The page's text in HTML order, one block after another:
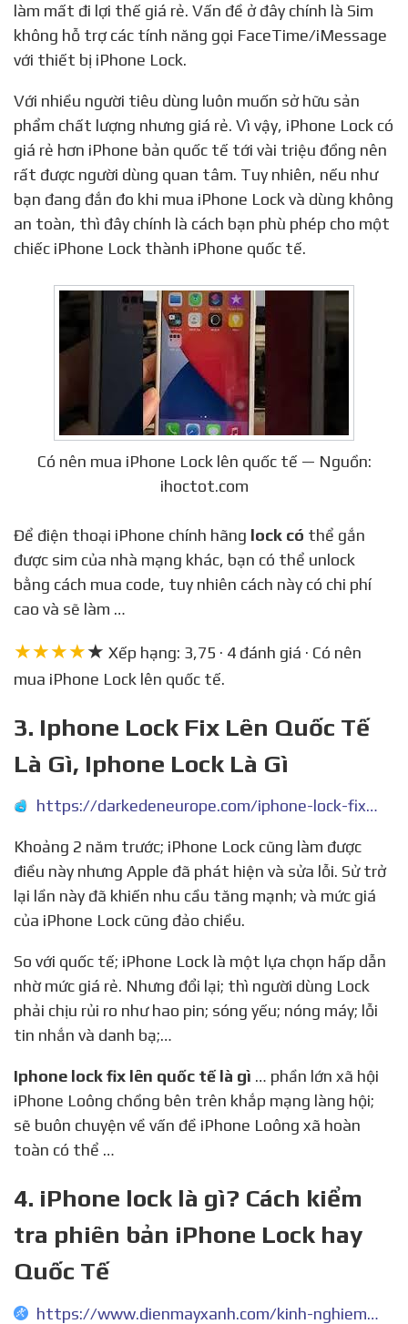
làm mất đi lợi thế giá rẻ. Vấn đề ở đây chính là Sim
không hỗ trợ các tính năng gọi FaceTime/iMessage
với thiết bị iPhone Lock.
Với nhiều người tiêu dùng luôn muốn sở hữu sản
phẩm chất lượng nhưng giá rẻ. Vì vậy, iPhone Lock có
giá rẻ hơn iPhone bản quốc tế tới vài triệu đồng nên
rất được người dùng quan tâm. Tuy nhiên, nếu như
bạn đang đắn đo khi mua iPhone Lock và dùng không
an toàn, thì đây chính là cách bạn phù phép cho một
chiếc iPhone Lock thành iPhone quốc tế.
Có nên mua iPhone Lock lên quốc tế — Nguồn:
ihoctot.com
Để điện thoại iPhone chính hãng lock có thể gắn
được sim của nhà mạng khác, bạn có thể unlock
bằng cách mua code, tuy nhiên cách này có chi phí
cao và sẽ làm …
★★★★★ Xếp hạng: 3,75 · 4 đánh giá · Có nên
mua iPhone Lock lên quốc tế.
3. Iphone Lock Fix Lên Quốc Tế
Là Gì, Iphone Lock Là Gì
https://darkedeneurope.com/iphone-lock-fix-len-quoc-te-la-gi/
Khoảng 2 năm trước; iPhone Lock cũng làm được
điều này nhưng Apple đã phát hiện và sửa lỗi. Sử trở
lại lần này đã khiến nhu cầu tăng mạnh; và mức giá
của iPhone Lock cũng đảo chiều.
So với quốc tế; iPhone Lock là một lựa chọn hấp dẫn
nhờ mức giá rẻ. Nhưng đổi lại; thì người dùng Lock
phải chịu rủi ro như hao pin; sóng yếu; nóng máy; lỗi
tin nhắn và danh bạ;…
Iphone lock fix lên quốc tế là gì … phần lớn xã hội
iPhone Loông chồng bên trên khắp mạng làng hội;
sẽ buôn chuyện về vấn đề iPhone Loông xã hoàn
toàn có thể …
4. iPhone lock là gì? Cách kiểm
tra phiên bản iPhone Lock hay
Quốc Tế
https://www.dienmayxanh.com/kinh-nghiem-hay/cach-kiem-tra-phien-ban-lock-hay-quoc-te-tren-ipho-697079